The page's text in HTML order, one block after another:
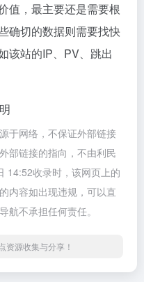
值，最主要还是需要根
确切的数据则需要找快
该站的IP、PV、跳出
于网络，不保证外部链接
部链接的指向，不由利民
14:52收录时，该网页上的
内容如出现违规，可以直
航不承担任何责任。
资源收集与分享！